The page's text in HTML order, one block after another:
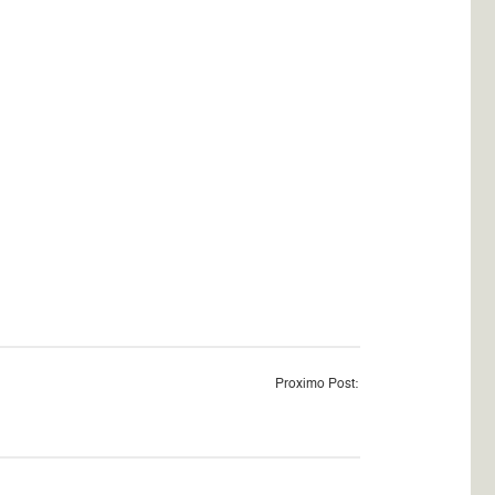
Proximo Post: